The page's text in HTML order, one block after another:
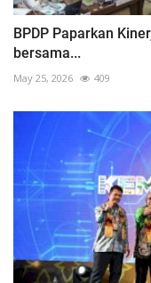
BPDP Paparkan
bersama...
May 25, 2026 409